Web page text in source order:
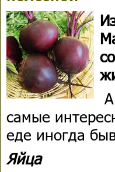
самые
еде иногда
Яйца